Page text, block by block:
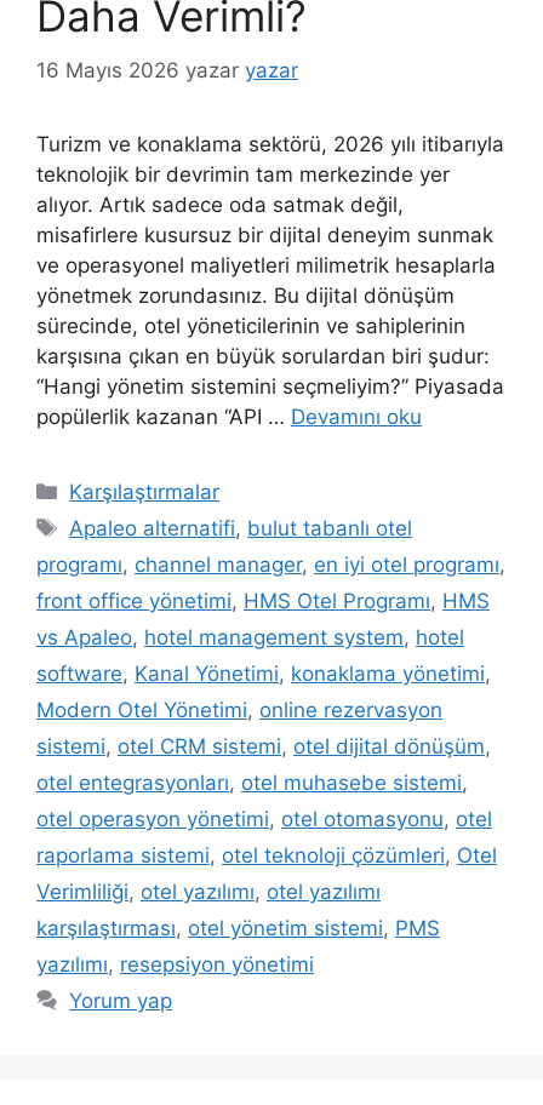
Daha Verimli?
16 Mayıs 2026 yazar yazar
Turizm ve konaklama sektörü, 2026 yılı itibarıyla
teknolojik bir devrimin tam merkezinde yer
alıyor. Artık sadece oda satmak değil,
misafirlere kusursuz bir dijital deneyim sunmak
ve operasyonel maliyetleri milimetrik hesaplarla
yönetmek zorundasınız. Bu dijital dönüşüm
sürecinde, otel yöneticilerinin ve sahiplerinin
karşısına çıkan en büyük sorulardan biri şudur:
“Hangi yönetim sistemini seçmeliyim?” Piyasada
popülerlik kazanan “API … Devamını oku
Kategoriler
Karşılaştırmalar
Etiketler
Apaleo alternatifi, bulut tabanlı otel
programı, channel manager, en iyi otel programı,
front office yönetimi, HMS Otel Programı, HMS
vs Apaleo, hotel management system, hotel
software, Kanal Yönetimi, konaklama yönetimi,
Modern Otel Yönetimi, online rezervasyon
sistemi, otel CRM sistemi, otel dijital dönüşüm,
otel entegrasyonları, otel muhasebe sistemi,
otel operasyon yönetimi, otel otomasyonu, otel
raporlama sistemi, otel teknoloji çözümleri, Otel
Verimliliği, otel yazılımı, otel yazılımı
karşılaştırması, otel yönetim sistemi, PMS
yazılımı, resepsiyon yönetimi
Yorum yap